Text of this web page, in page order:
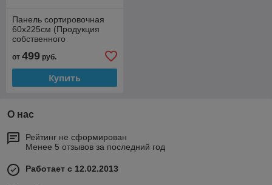
Панель сортировочная
60х225см (Продукция
собственного
от 499 руб.
Купить
О нас
Рейтинг не сформирован
Менее 5 отзывов за последний год
Работает с 12.02.2013